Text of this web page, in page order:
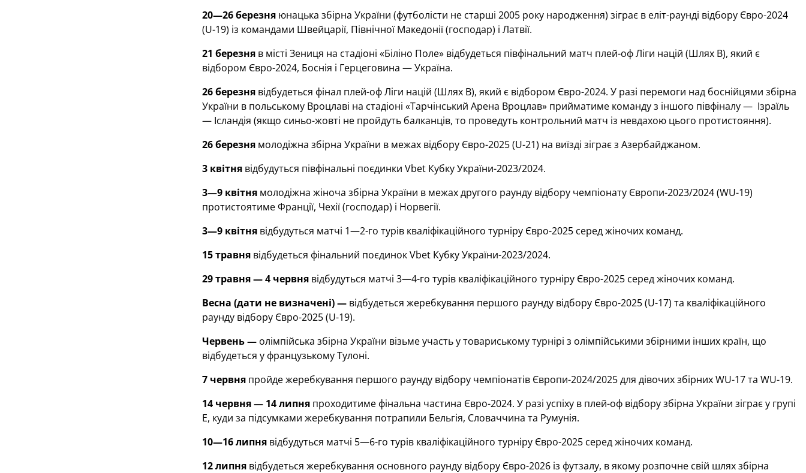
20—26 березняюнацька збірна України (футболісти не старші 2005 року народження) зіграє в еліт-раунді відбору Євро-2024
(U-19) із командами Швейцарії, Північної Македонії (господар) і Латвії.
21 березняв місті Зениця на стадіоні «Біліно Поле» відбудеться півфінальний матч плей-оф Ліги націй (Шлях В), який є
відбором Євро-2024, Боснія і Герцеговина — Україна.
26 березнявідбудеться фінал плей-оф Ліги націй (Шлях В), який є відбором Євро-2024. У разі перемоги над боснійцями збірна
України в польському Вроцлаві на стадіоні «Тарчінський Арена Вроцлав» прийматиме команду з іншого півфіналу — Ізраїль
— Ісландія (якщо синьо-жовті не пройдуть балканців, то проведуть контрольний матч із невдахою цього протистояння).
26 березнямолодіжна збірна України в межах відбору Євро-2025 (U-21) на виїзді зіграє з Азербайджаном.
3 квітнявідбудуться півфінальні поєдинки Vbet Кубку України-2023/2024.
3—9 квітнямолодіжна жіноча збірна України в межах другого раунду відбору чемпіонату Європи-2023/2024 (WU-19)
протистоятиме Франції, Чехії (господар) і Норвегії.
3—9 квітнявідбудуться матчі 1—2-го турів кваліфікаційного турніру Євро-2025 серед жіночих команд.
15 травнявідбудеться фінальний поєдинок Vbet Кубку України-2023/2024.
29 травня — 4 червнявідбудуться матчі 3—4-го турів кваліфікаційного турніру Євро-2025 серед жіночих команд.
Весна (дати не визначені) —відбудеться жеребкування першого раунду відбору Євро-2025 (U-17) та кваліфікаційного
раунду відбору Євро-2025 (U-19).
Червень —олімпійська збірна України візьме участь у товариському турнірі з олімпійськими збірними інших країн, що
відбудеться у французькому Тулоні.
7 червняпройде жеребкування першого раунду відбору чемпіонатів Європи-2024/2025 для дівочих збірних WU-17 та WU-19.
14 червня — 14 липняпроходитиме фінальна частина Євро-2024. У разі успіху в плей-оф відбору збірна України зіграє у групі
Е, куди за підсумками жеребкування потрапили Бельгія, Словаччина та Румунія.
10—16 липнявідбудуться матчі 5—6-го турів кваліфікаційного турніру Євро-2025 серед жіночих команд.
12 липнявідбудеться жеребкування основного раунду відбору Євро-2026 із футзалу, в якому розпочне свій шлях збірна